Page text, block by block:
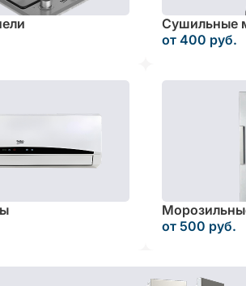
Сушильные
от 400 руб.
от 500 руб.